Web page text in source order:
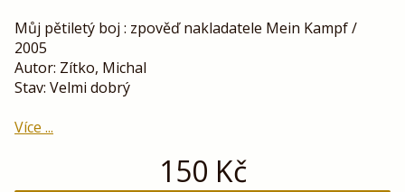
Můj pětiletý boj : zpověď nakladatele Mein Kampf /
2005
Autor: Zítko, Michal
Stav: Velmi dobrý
Více ...
150 Kč